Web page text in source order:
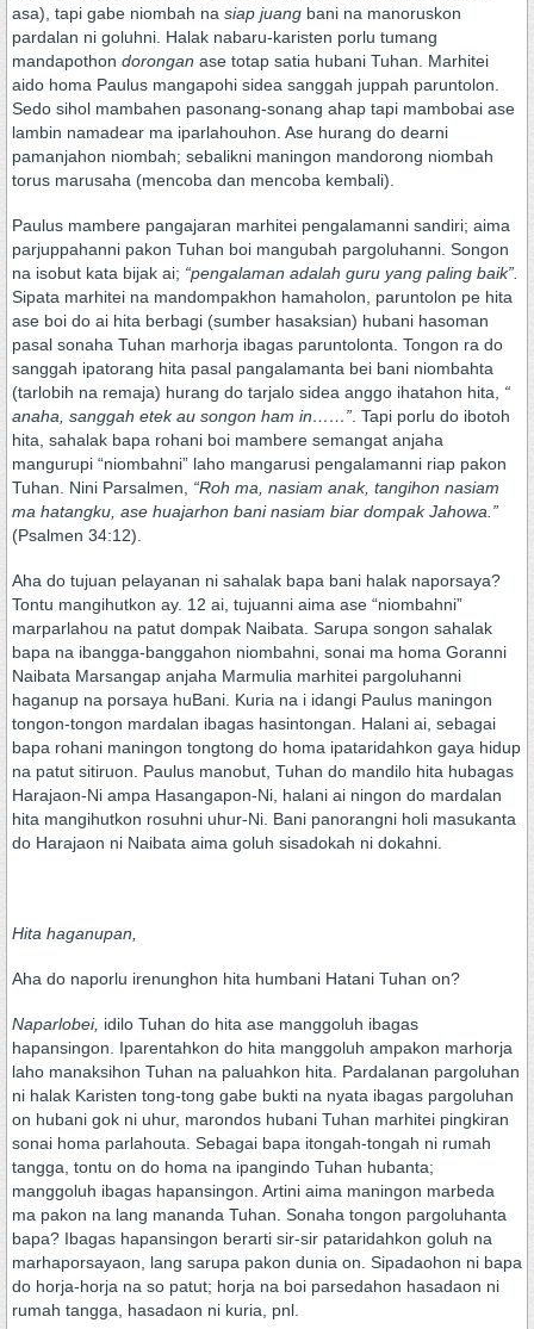
asa), tapi gabe niombah na siap juang bani na manoruskon
pardalan ni goluhni. Halak nabaru-karisten porlu tumang
mandapothon dorongan ase totap satia hubani Tuhan. Marhitei
aido homa Paulus mangapohi sidea sanggah juppah paruntolon.
Sedo sihol mambahen pasonang-sonang ahap tapi mambobai ase
lambin namadear ma iparlahouhon. Ase hurang do dearni
pamanjahon niombah; sebalikni maningon mandorong niombah
torus marusaha (mencoba dan mencoba kembali).
Paulus mambere pangajaran marhitei pengalamanni sandiri; aima
parjuppahanni pakon Tuhan boi mangubah pargoluhanni. Songon
na isobut kata bijak ai; “pengalaman adalah guru yang paling baik”.
Sipata marhitei na mandompakhon hamaholon, paruntolon pe hita
ase boi do ai hita berbagi (sumber hasaksian) hubani hasoman
pasal sonaha Tuhan marhorja ibagas paruntolonta. Tongon ra do
sanggah ipatorang hita pasal pangalamanta bei bani niombahta
(tarlobih na remaja) hurang do tarjalo sidea anggo ihatahon hita, “
anaha, sanggah etek au songon ham in……” . Tapi porlu do ibotoh
hita, sahalak bapa rohani boi mambere semangat anjaha
mangurupi “niombahni” laho mangarusi pengalamanni riap pakon
Tuhan. Nini Parsalmen, “Roh ma, nasiam anak, tangihon nasiam
ma hatangku, ase huajarhon bani nasiam biar dompak Jahowa.”
(Psalmen 34:12).
Aha do tujuan pelayanan ni sahalak bapa bani halak naporsaya?
Tontu mangihutkon ay. 12 ai, tujuanni aima ase “niombahni”
marparlahou na patut dompak Naibata. Sarupa songon sahalak
bapa na ibangga-banggahon niombahni, sonai ma homa Goranni
Naibata Marsangap anjaha Marmulia marhitei pargoluhanni
haganup na porsaya huBani. Kuria na i idangi Paulus maningon
tongon-tongon mardalan ibagas hasintongan. Halani ai, sebagai
bapa rohani maningon tongtong do homa ipataridahkon gaya hidup
na patut sitiruon. Paulus manobut, Tuhan do mandilo hita hubagas
Harajaon-Ni ampa Hasangapon-Ni, halani ai ningon do mardalan
hita mangihutkon rosuhni uhur-Ni. Bani panorangni holi masukanta
do Harajaon ni Naibata aima goluh sisadokah ni dokahni.
Hita haganupan,
Aha do naporlu irenunghon hita humbani Hatani Tuhan on?
Naparlobei, idilo Tuhan do hita ase manggoluh ibagas
hapansingon. Iparentahkon do hita manggoluh ampakon marhorja
laho manaksihon Tuhan na paluahkon hita. Pardalanan pargoluhan
ni halak Karisten tong-tong gabe bukti na nyata ibagas pargoluhan
on hubani gok ni uhur, marondos hubani Tuhan marhitei pingkiran
sonai homa parlahouta. Sebagai bapa itongah-tongah ni rumah
tangga, tontu on do homa na ipangindo Tuhan hubanta;
manggoluh ibagas hapansingon. Artini aima maningon marbeda
ma pakon na lang mananda Tuhan. Sonaha tongon pargoluhanta
bapa? Ibagas hapansingon berarti sir-sir pataridahkon goluh na
marhaporsayaon, lang sarupa pakon dunia on. Sipadaohon ni bapa
do horja-horja na so patut; horja na boi parsedahon hasadaon ni
rumah tangga, hasadaon ni kuria, pnl.